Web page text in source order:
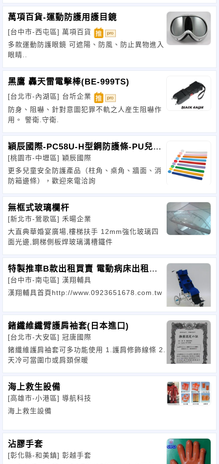
萬項百貨-運動防護用護目鏡
[台中市-西屯區] 萬項百貨
多款運動防護眼鏡 可遮陽、防風、防止異物進入
眼睛..
黑鷹 轟天雷電擊棒(BE-999TS)
[台北市-內湖區] 台圻企業
防身、阻嚇、針對意圖犯罪不軌之人産生阻嚇作
用。 警衛.守衛.
穎辰國際-PC58U-H型鋼防護條-PU兒童
防護
[桃園市-中壢區] 穎辰國際
更多兒童安全防護產品（柱角、桌角、牆面、消
防箱邊條），歡迎來電洽詢
無框式玻璃欄杆
[新北市-鶯歌區] 禾暘企業
大直典華婚宴廣場,樓梯扶手 12mm強化玻璃四
面光邊,鋼梯側板焊玻璃溝槽鐵件
特製推車B款出租買賣 電動病床出租買
賣33
[台中市-南屯區] 漢翔輔具
漢翔輔具首頁http://www.0923651678.com.tw
鍺纖維纖臂護肩袖套(日本進口)
[台北市-大安區] 冠唐國際
鍺纖維護肩袖套可多功能使用 1.護肩修飾線條 2.
天冷可當圍巾或肩頚保暖
海上救生設備
[高雄市-小港區] 導航科技
海上救生設備
沾膠手套
[彰化縣-和美鎮] 彰越手套